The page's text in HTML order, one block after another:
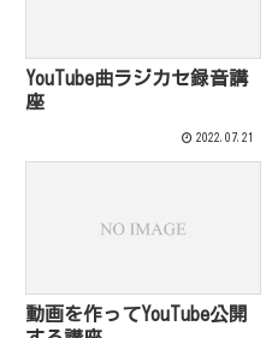
YouTube曲ラジカセ録音講
座
2022.07.21
動画を作ってYouTube公開